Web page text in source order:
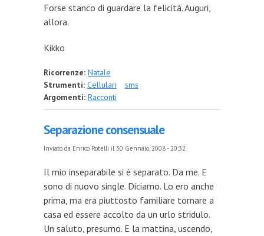
Forse stanco di guardare la felicità. Auguri,
allora.
Kikko
Ricorrenze: Natale
Strumenti: Cellulari
sms
Argomenti: Racconti
Separazione consensuale
Inviato da Enrico Rotelli il 30 Gennaio, 2008 - 20:32
Il mio inseparabile si è separato. Da me. E
sono di nuovo single. Diciamo. Lo ero anche
prima, ma era piuttosto familiare tornare a
casa ed essere accolto da un urlo stridulo.
Un saluto, presumo. E la mattina, uscendo,